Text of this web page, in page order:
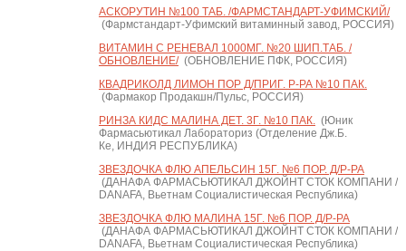
АСКОРУТИН №100 ТАБ. /ФАРМСТАНДАРТ-УФИМСКИЙ/
(Фармстандарт-Уфимский витаминный завод, РОССИЯ)
ВИТАМИН С РЕНЕВАЛ 1000МГ. №20 ШИП.ТАБ. /
ОБНОВЛЕНИЕ/(ОБНОВЛЕНИЕ ПФК, РОССИЯ)
КВАДРИКОЛД ЛИМОН ПОР Д/ПРИГ. Р-РА №10 ПАК.
(Фармакор Продакшн/Пульс, РОССИЯ)
РИНЗА КИДС МАЛИНА ДЕТ. 3Г. №10 ПАК.(Юник
Фармасьютикал Лабораториз (Отделение Дж.Б.
Ке, ИНДИЯ РЕСПУБЛИКА)
ЗВЕЗДОЧКА ФЛЮ АПЕЛЬСИН 15Г. №6 ПОР. Д/Р-РА
(ДАНАФА ФАРМАСЬЮТИКАЛ ДЖОЙНТ СТОК КОМПАНИ /
DANAFA, Вьетнам Социалистическая Республика)
ЗВЕЗДОЧКА ФЛЮ МАЛИНА 15Г. №6 ПОР. Д/Р-РА
(ДАНАФА ФАРМАСЬЮТИКАЛ ДЖОЙНТ СТОК КОМПАНИ /
DANAFA, Вьетнам Социалистическая Республика)